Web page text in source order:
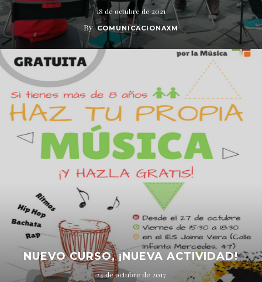
18 de octubre de 2021
By COMUNICACIONAXM
NUEVO CURSO, ¡NUEVA ACTIVIDAD!
24 de octubre de 2017